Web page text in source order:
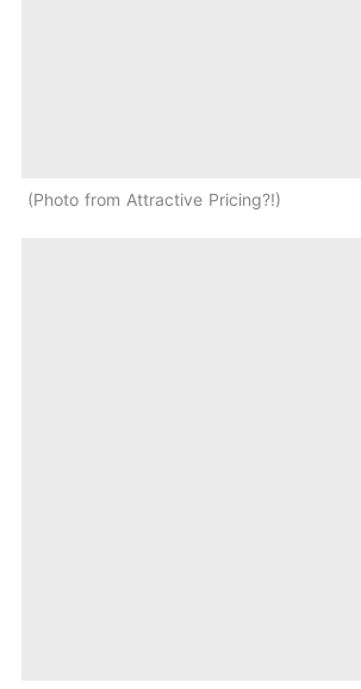
Photo from Attractive Pricing?!